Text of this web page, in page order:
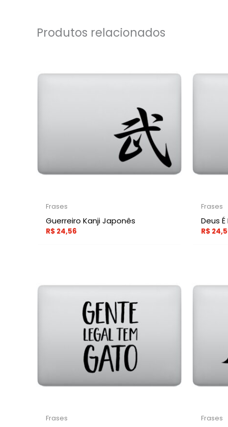
Produtos relacionados
Frases
Guerreiro Kanji Japonês
R$ 24,56
Frases
Deus
R$
Frases Frases